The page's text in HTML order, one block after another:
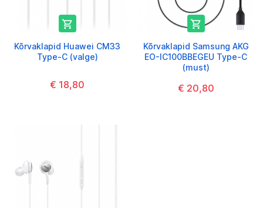

Kõrvaklapid Huawei CM33
Type-C (valge)
€ 18,80

Kõrvaklapid Samsung AKG
EO-IC100BBEGEU Type-C
(must)
€ 20,80